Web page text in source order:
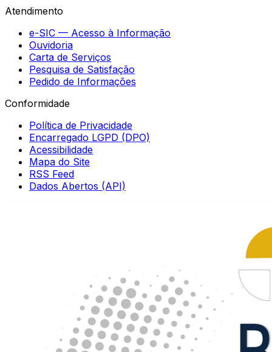
Atendimento
e-SIC — Acesso à Informação
Ouvidoria
Carta de Serviços
Pesquisa de Satisfação
Pedido de Informações
Conformidade
Política de Privacidade
Encarregado LGPD (DPO)
Acessibilidade
Mapa do Site
RSS Feed
Dados Abertos (API)